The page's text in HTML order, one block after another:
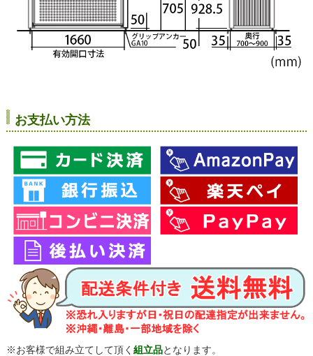
お支払い方法
※お客様で組み立てして頂く 組立品となります。